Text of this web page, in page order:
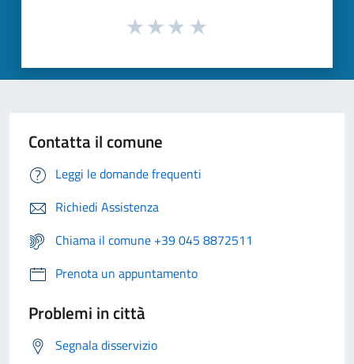
Contatta il comune
Leggi le domande frequenti
Richiedi Assistenza
Chiama il comune +39 045 8872511
Prenota un appuntamento
Problemi in città
Segnala disservizio